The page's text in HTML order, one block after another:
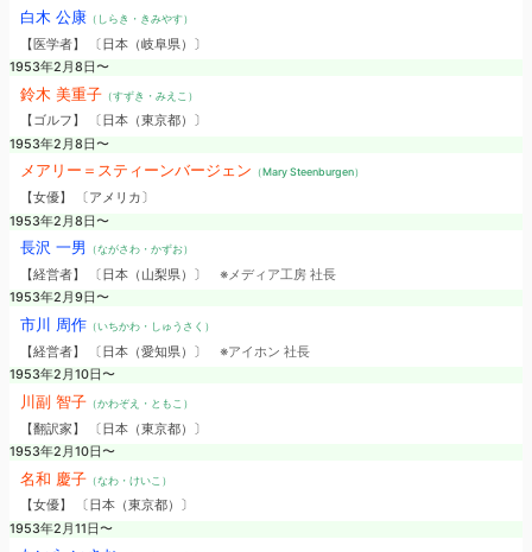
白木 公康（しらき・きみやす）
【医学者】 〔日本（岐阜県）〕
1953年2月8日〜
鈴木 美重子（すずき・みえこ）
【ゴルフ】 〔日本（東京都）〕
1953年2月8日〜
メアリー＝スティーンバージェン （Mary Steenburgen）
【女優】 〔アメリカ〕
1953年2月8日〜
長沢 一男 （ながさわ・かずお）
【経営者】 〔日本（山梨県）〕 ※メディア工房 社長
1953年2月9日〜
市川 周作（いちかわ・しゅうさく）
【経営者】 〔日本（愛知県）〕 ※アイホン 社長
1953年2月10日〜
川副 智子（かわぞえ・ともこ）
【翻訳家】 〔日本（東京都）〕
1953年2月10日〜
名和 慶子（なわ・けいこ）
【女優】 〔日本（東京都）〕
1953年2月11日〜